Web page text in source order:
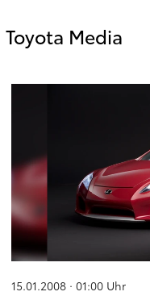
Toyota Media
15.01.2008 · 01:00 Uhr